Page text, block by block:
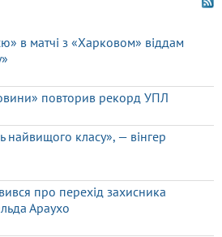
в матчі з «Харковом» віддам
повторив рекорд УПЛ
найвищого класу», — вінгер
про перехід захисника
Араухо